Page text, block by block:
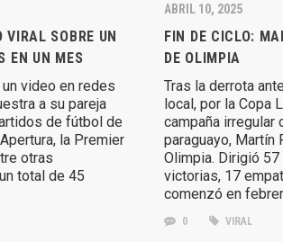
VIRAL SOBRE UN
EN UN MES
video en redes
a su pareja
de fútbol de
la Premier
otras
total de 45
ABRIL 10, 2025
FIN DE CICLO:
DE OLIMPIA
Tras la derrota
local, por la Copa
campaña irregular
paraguayo, Martín
Olimpia. Dirigió
victorias, 17
comenzó en
0 VIRAL